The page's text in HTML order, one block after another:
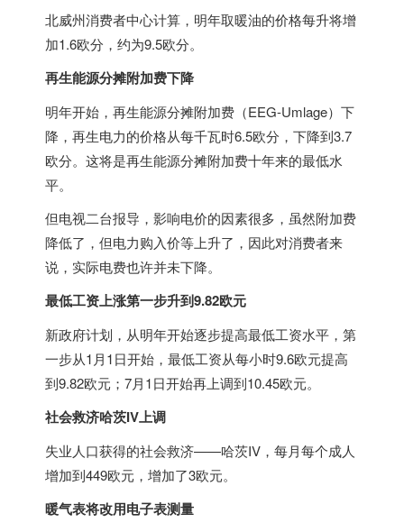
北威州消费者中心计算，明年取暖油的价格每升将增
加1.6欧分，约为9.5欧分。
再生能源分摊附加费下降
明年开始，再生能源分摊附加费（EEG-Umlage）下
降，再生电力的价格从每千瓦时6.5欧分，下降到3.7
欧分。这将是再生能源分摊附加费十年来的最低水
平。
但电视二台报导，影响电价的因素很多，虽然附加费
降低了，但电力购入价等上升了，因此对消费者来
说，实际电费也许并未下降。
最低工资上涨第一步升到9.82欧元
新政府计划，从明年开始逐步提高最低工资水平，第
一步从1月1日开始，最低工资从每小时9.6欧元提高
到9.82欧元；7月1日开始再上调到10.45欧元。
社会救济哈茨IV上调
失业人口获得的社会救济——哈茨IV，每月每个成人
增加到449欧元，增加了3欧元。
暖气表将改用电子表测量